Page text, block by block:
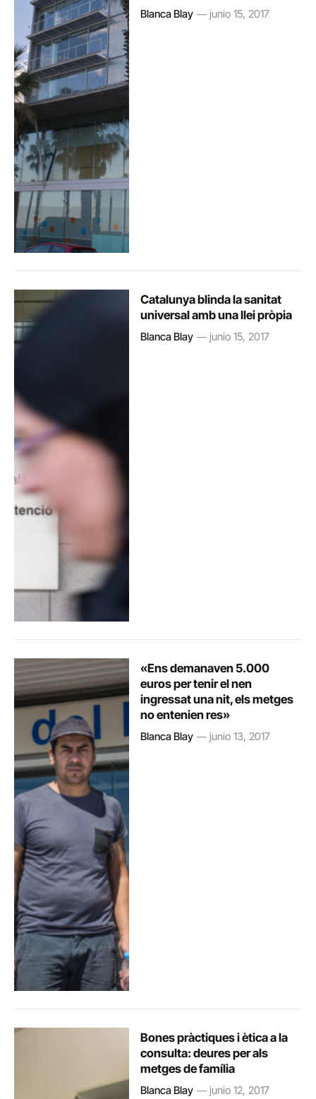
Blanca Blay junio 15, 2017
Catalunya blinda la sanitat
universal amb una llei pròpia
Blanca Blay junio 15, 2017
«Ens demanaven 5.000
euros per tenir el nen
ingressat una nit, els metges
no entenien res»
Blanca Blay junio 13, 2017
Bones pràctiques i ètica a la
consulta: deures per als
metges de família
Blanca Blay junio 12, 2017